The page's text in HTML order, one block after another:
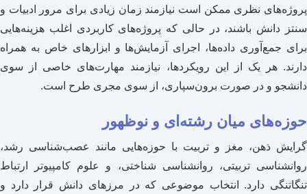
پروژه‌های نظری ممکن است نیازمند زمان زیادی برای مرور ادبیات و
سنتز دانش باشند، در حالی که پروژه‌های کاربردی اغلب هزینه‌هایی
برای جمع‌آوری داده‌ها، اجرای آزمایش‌ها و ابزارهای خاص به همراه
دارند. هر یک از این رویکردها، نیازمند مهارت‌های خاصی از سوی
دانشجو و در صورت برون‌سپاری، از سوی مجری طرح است.
حوزه‌های میان رشته‌ای و نوظهور
گرایش ذهن، مغز و تربیت با حوزه‌هایی مانند عصب‌شناسی رشد،
روانشناسی تربیتی، روانشناسی شناختی، و علوم کامپیوتر ارتباط
تنگاتنگی دارد. انتخاب موضوعی که در مرزهای دانش قرار دارد و